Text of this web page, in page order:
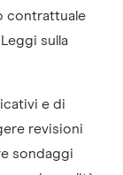
contrattuale
sulla
e di
revisioni
sondaggi